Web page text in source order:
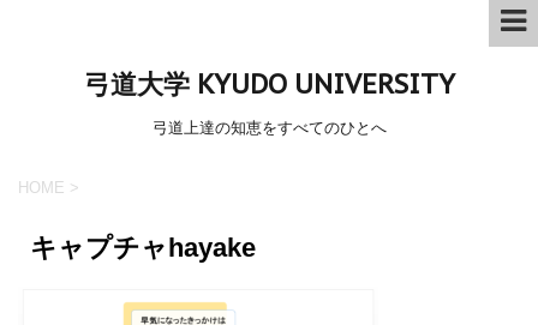
弓道大学 KYUDO UNIVERSITY
弓道上達の知恵をすべてのひとへ
HOME >
キャプチャhayake